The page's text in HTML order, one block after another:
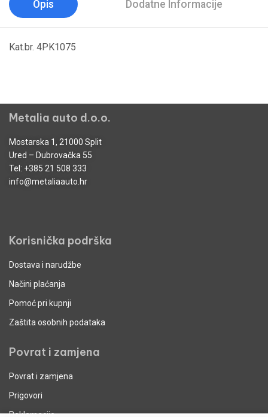
Opis Dodatne Informacije
Kat.br. 4PK1075
Metalia auto d.o.o.
Mostarska 1, 21000 Split
Ured – Dubrovačka 55
Tel: +385 21 508 333
info@metaliaauto.hr
Korisnička podrška
Dostava i narudžbe
Načini plaćanja
Pomoć pri kupnji
Zaštita osobnih podataka
Povrat i zamjena
Povrat i zamjena
Prigovori
Reklamacije